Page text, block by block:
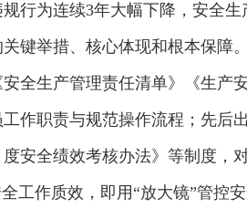
行为连续3年大幅下降，安全生
键举措、核心体现和根本保障
全生产管理责任清单》《生产
作职责与规范操作流程；先后
安全绩效考核办法》等制度，
工作质效，即用“放大镜”管控